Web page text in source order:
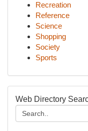
Recreation
Reference
Science
Shopping
Society
Sports
Web Directory